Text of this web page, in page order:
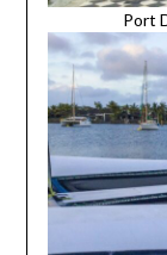
Port